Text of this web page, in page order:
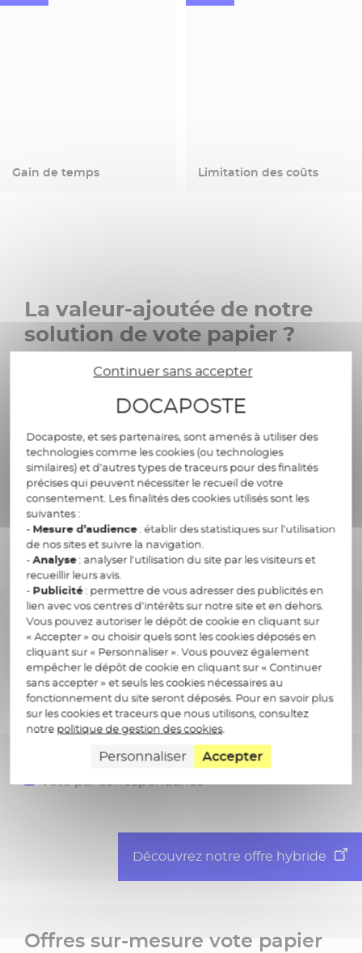
Gain de temps Limitation des coûts
La valeur-ajoutée de notre
solution de vote papier ?
Des lecteurs optiques ou des scanners peuvent
et/ou les bulletins de vote, en fonction de leur
mesure.
Découvrez nos solutions de
vote papier
Offres sur-mesure vote hybride
Vote électronique
Vote à l’urne
Vote par correspondance
Découvrez notre offre hybride
Offres sur-mesure vote papier
Continuer sans accepter
DOCAPOSTE
Docaposte, et ses partenaires, sont amenés à utiliser des
technologies comme les cookies (ou technologies
similaires) et d’autres types de traceurs pour des finalités
précises qui peuvent nécessiter le recueil de votre
consentement. Les finalités des cookies utilisés sont les
suivantes :
- Mesure d’audience: établir des statistiques sur l’utilisation
de nos sites et suivre la navigation.
-Analyse: analyser l’utilisation du site par les visiteurs et
recueillir leurs avis.
- Publicité: permettre de vous adresser des publicités en
lien avec vos centres d’intérêts sur notre site et en dehors.
Vous pouvez autoriser le dépôt de cookie en cliquant sur
« Accepter » ou choisir quels sont les cookies déposés en
cliquant sur « Personnaliser ». Vous pouvez également
empêcher le dépôt de cookie en cliquant sur « Continuer
sans accepter » et seuls les cookies nécessaires au
fonctionnement du site seront déposés. Pour en savoir plus
sur les cookies et traceurs que nous utilisons, consultez
notre politique de gestion des cookies.
Personnaliser Accepter